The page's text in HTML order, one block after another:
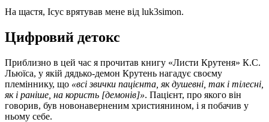
На щастя, Ісус врятував мене від luk3simon.
Цифровий детокс
Приблизно в цей час я прочитав книгу «Листи Крутеня» К.С.
Льюїса, у якій дядько-демон Крутень нагадує своєму
племіннику, що «всі звички пацієнта, як душевні, так і тілесні,
як і раніше, на користь [демонів]». Пацієнт, про якого він
говорив, був новонаверненим християнином, і я побачив у
ньому себе.